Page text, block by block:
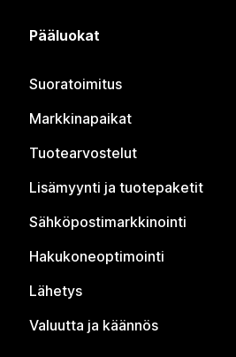
Pääluokat
Suoratoimitus
Markkinapaikat
Tuotearvostelut
Lisämyynti ja tuotepaketit
Sähköpostimarkkinointi
Hakukoneoptimointi
Lähetys
Valuutta ja käännös